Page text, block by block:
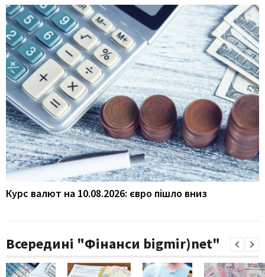
Курс валют на 10.08.2026: євро пішло вниз
Всередині "Фінанси bigmir)net"